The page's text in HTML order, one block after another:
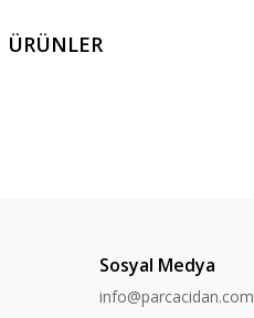
siz yapın!
ÜRÜNLER
Sosyal Medya
info@parcacidan.com